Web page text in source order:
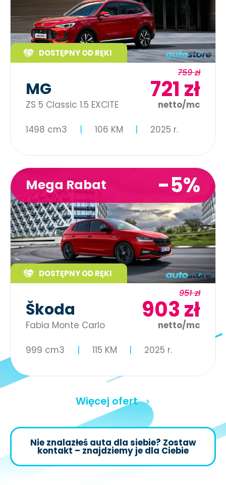
DOSTĘPNY OD RĘKI
MG
ZS 5 Classic 1.5 EXCITE
759 zł
721 zł
netto/mc
1498 cm3 106 KM 2025 r.
Mega Rabat -5%
DOSTĘPNY OD RĘKI
Škoda
Fabia Monte Carlo
951 zł
903 zł
netto/mc
999 cm3 115 KM 2025 r.
Więcej ofert
Nie znalazłeś auta dla siebie? Zostaw
kontakt – znajdziemy je dla Ciebie